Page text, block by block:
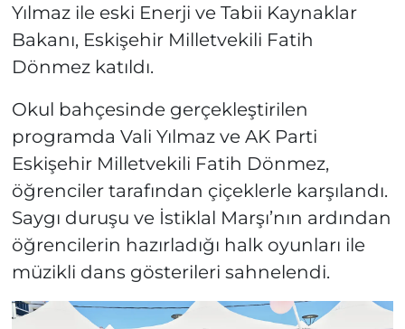
Yılmaz ile eski Enerji ve Tabii Kaynaklar
Bakanı, Eskişehir Milletvekili Fatih
Dönmez katıldı.
Okul bahçesinde gerçekleştirilen
programda Vali Yılmaz ve AK Parti
Eskişehir Milletvekili Fatih Dönmez,
öğrenciler tarafından çiçeklerle karşılandı.
Saygı duruşu ve İstiklal Marşı’nın ardından
öğrencilerin hazırladığı halk oyunları ile
müzikli dans gösterileri sahnelendi.